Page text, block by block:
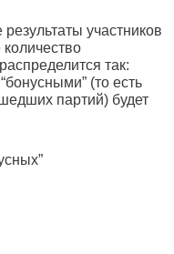
участников
так:
(то есть
партий) будет